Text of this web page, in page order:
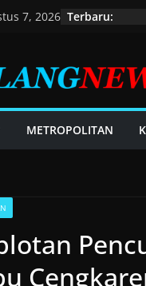
7, 2026 Terbaru:
METROPOLITAN